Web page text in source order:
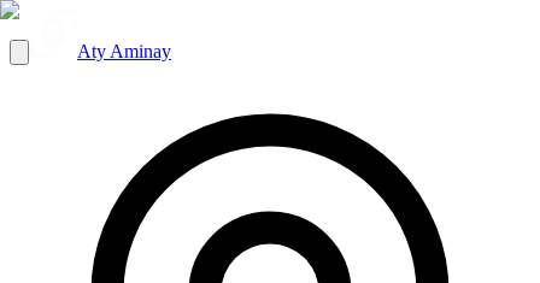
Aty Aminay